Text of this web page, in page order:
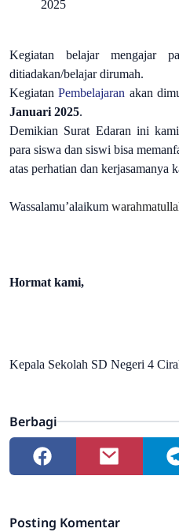
2025
Kegiatan belajar mengajar
ditiadakan/belajar dirumah.
KegiatanPembelajaran akan
Januari 2025.
Demikian Surat Edaran ini
para siswa dan siswi bisa
atas perhatian dan kerjasamanya
Wassalamu’alaikum
Hormat kami,
Kepala Sekolah SD Negeri 4
Berbagi
Posting Komentar